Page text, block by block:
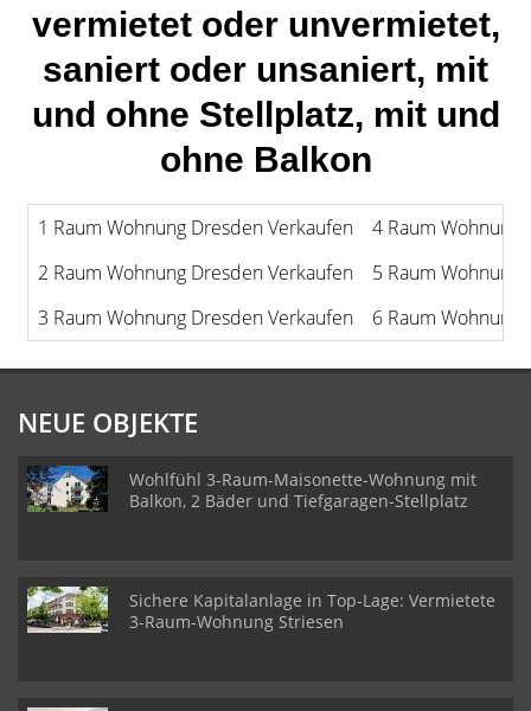
vermietet oder unvermietet,
saniert oder unsaniert, mit
und ohne Stellplatz, mit und
ohne Balkon
1 Raum Wohnung Dresden Verkaufen
4 Raum Wohnung
2 Raum Wohnung Dresden Verkaufen
5 Raum Wohnung
3 Raum Wohnung Dresden Verkaufen
6 Raum Wohnung
NEUE OBJEKTE
Wohlfühl 3-Raum-Maisonette-Wohnung mit
Balkon, 2 Bäder und Tiefgaragen-Stellplatz
Sichere Kapitalanlage in Top-Lage: Vermietete
3-Raum-Wohnung Striesen